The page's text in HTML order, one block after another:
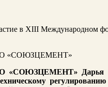
НО «СОЮЗЦЕМЕНТ»
«СОЮЗЦЕМЕНТ» Дарья